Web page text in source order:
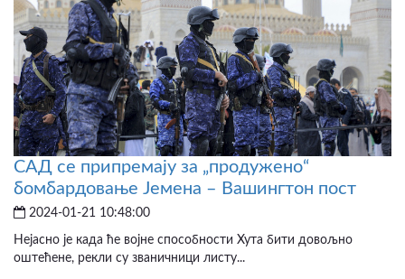
САД се припремају за „продужено“
бомбардовање Јемена – Вашингтон пост
2024-01-21 10:48:00
Нејасно је када ће војне способности Хута бити довољно
оштећене, рекли су званичници листу...